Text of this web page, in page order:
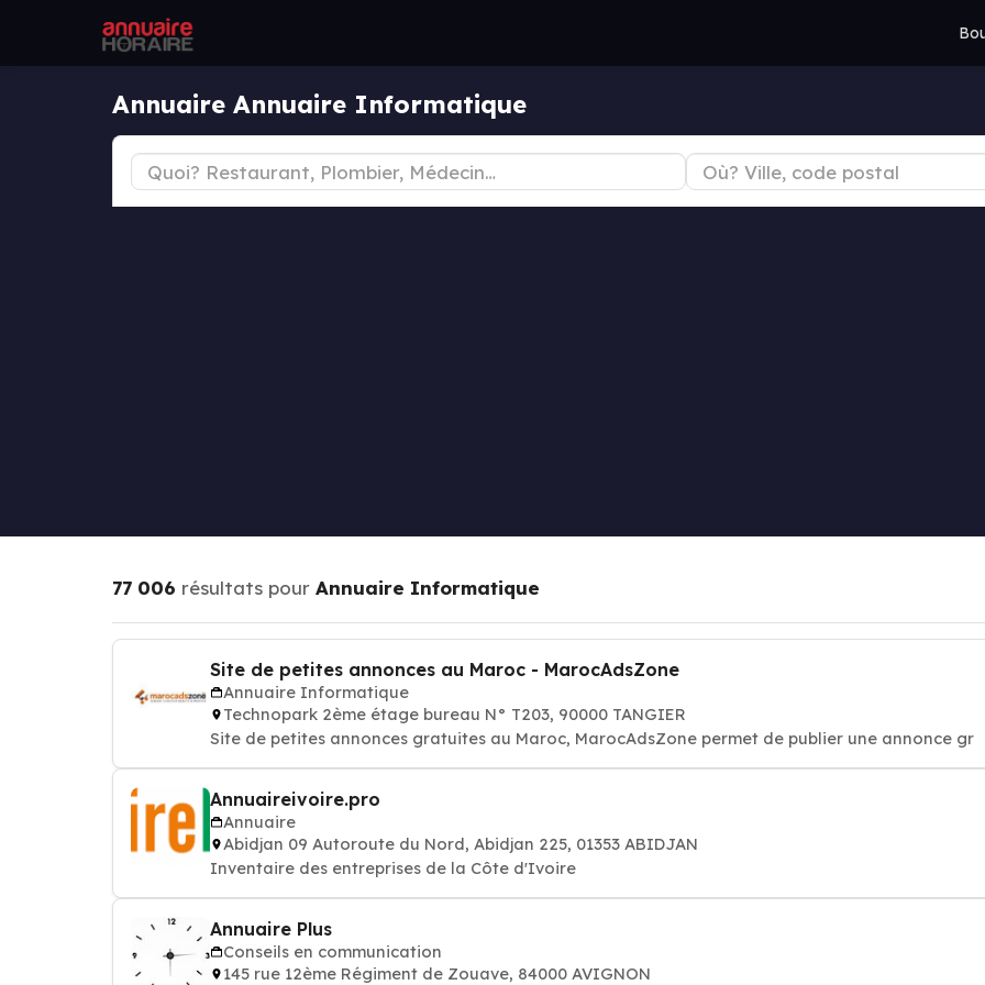
Annuaire Annuaire Informatique
77 006 résultats pour Annuaire Informatique
Site de petites annonces au Maroc - MarocAdsZone
Annuaire Informatique
Technopark 2ème étage bureau N° T203, 90000 TANGIER
Site de petites annonces gratuites au Maroc, MarocAdsZone permet de publier une annonce gr
Annuaireivoire.pro
Annuaire
Abidjan 09 Autoroute du Nord, Abidjan 225, 01353 ABIDJAN
Inventaire des entreprises de la Côte d'Ivoire
Annuaire Plus
Conseils en communication
145 rue 12ème Régiment de Zouave, 84000 AVIGNON